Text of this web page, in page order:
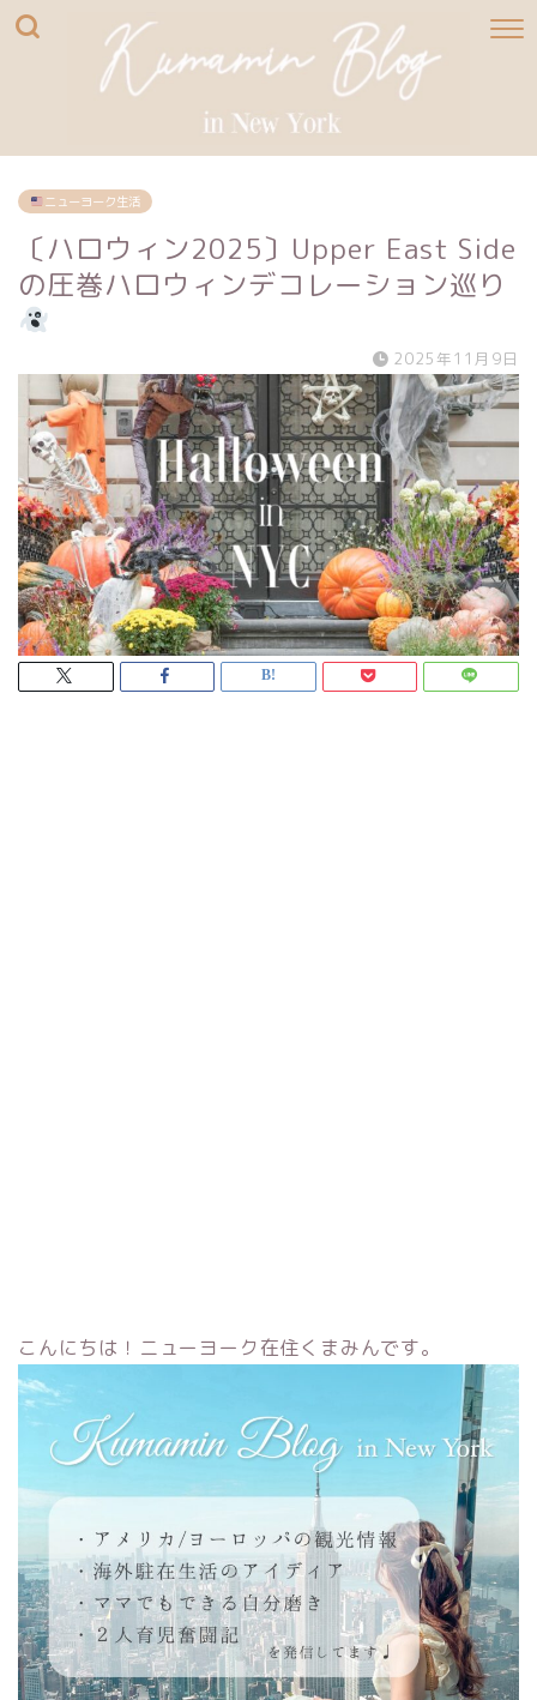
ニューヨーク生活
〔ハロウィン2025〕Upper East Side
の圧巻ハロウィンデコレーション巡り
2025年11月9日
こんにちは！ニューヨーク在住くまみんです。